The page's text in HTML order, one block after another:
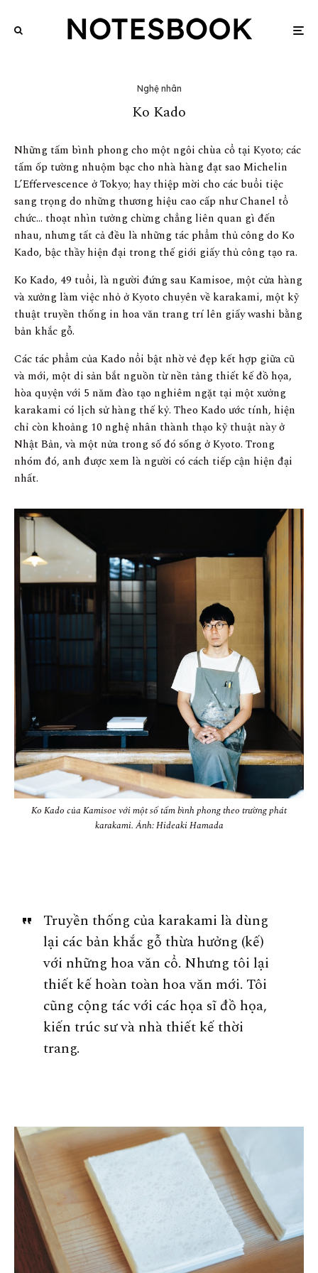
Nghệ nhân
Ko Kado
Những tấm bình phong cho một ngôi chùa cổ tại Kyoto; các
tấm ốp tường nhuộm bạc cho nhà hàng đạt sao Michelin
L’Effervescence ở Tokyo; hay thiệp mời cho các buổi tiệc
sang trọng do những thương hiệu cao cấp như Chanel tổ
chức… thoạt nhìn tưởng chừng chẳng liên quan gì đến
nhau, nhưng tất cả đều là những tác phẩm thủ công do Ko
Kado, bậc thầy hiện đại trong thế giới giấy thủ công tạo ra.
Ko Kado, 49 tuổi, là người đứng sau Kamisoe, một cửa hàng
và xưởng làm việc nhỏ ở Kyoto chuyên về karakami, một kỹ
thuật truyền thống in hoa văn trang trí lên giấy washi bằng
bản khắc gỗ.
Các tác phẩm của Kado nổi bật nhờ vẻ đẹp kết hợp giữa cũ
và mới, một di sản bắt nguồn từ nền tảng thiết kế đồ họa,
hòa quyện với 5 năm đào tạo nghiêm ngặt tại một xưởng
karakami có lịch sử hàng thế kỷ. Theo Kado ước tính, hiện
chỉ còn khoảng 10 nghệ nhân thành thạo kỹ thuật này ở
Nhật Bản, và một nửa trong số đó sống ở Kyoto. Trong
nhóm đó, anh được xem là người có cách tiếp cận hiện đại
nhất.
Ko Kado của Kamisoe với một số tấm bình phong theo trường phát
karakami. Ảnh: Hideaki Hamada
Truyền thống của karakami là dùng
lại các bản khắc gỗ thừa hưởng (kế)
với những hoa văn cổ. Nhưng tôi lại
thiết kế hoàn toàn hoa văn mới. Tôi
cũng cộng tác với các họa sĩ đồ họa,
kiến trúc sư và nhà thiết kế thời
trang.